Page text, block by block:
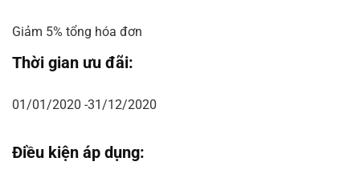
Giảm 5% tổng hóa đơn
Thời gian ưu đãi:
01/01/2020 -31/12/2020
Điều kiện áp dụng: